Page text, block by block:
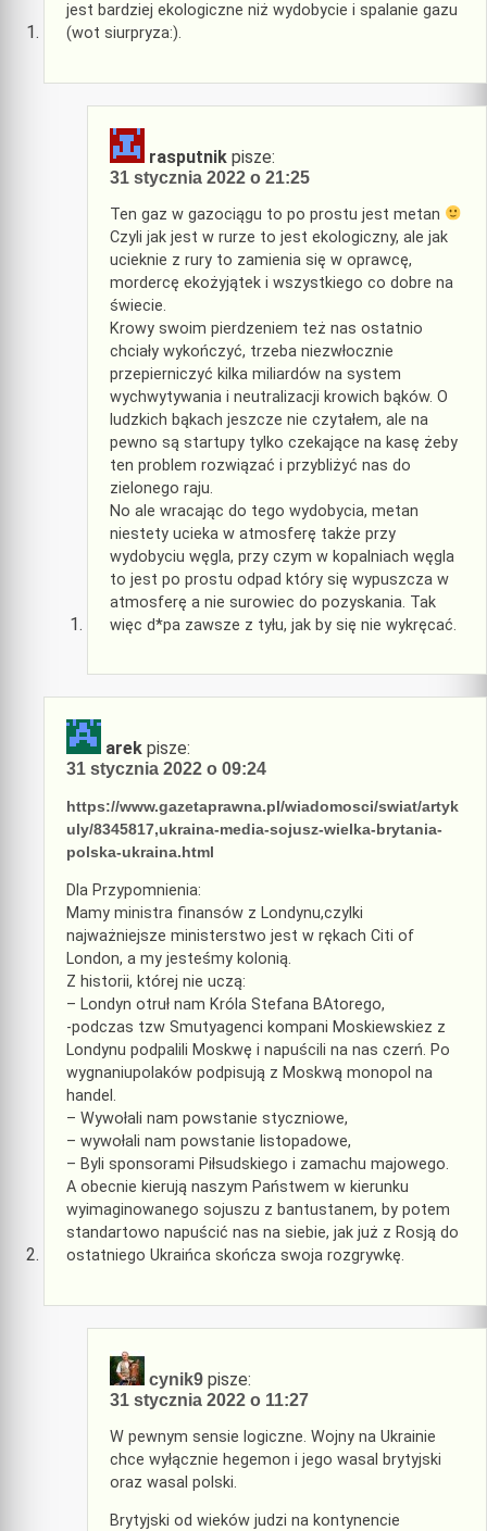
jest bardziej ekologiczne niż wydobycie i spalanie gazu
(wot siurpryza:).
rasputnik pisze:
31 stycznia 2022 o 21:25
Ten gaz w gazociągu to po prostu jest metan
Czyli jak jest w rurze to jest ekologiczny, ale jak
ucieknie z rury to zamienia się w oprawcę,
mordercę ekożyjątek i wszystkiego co dobre na
świecie.
Krowy swoim pierdzeniem też nas ostatnio
chciały wykończyć, trzeba niezwłocznie
przepierniczyć kilka miliardów na system
wychwytywania i neutralizacji krowich bąków. O
ludzkich bąkach jeszcze nie czytałem, ale na
pewno są startupy tylko czekające na kasę żeby
ten problem rozwiązać i przybliżyć nas do
zielonego raju.
No ale wracając do tego wydobycia, metan
niestety ucieka w atmosferę także przy
wydobyciu węgla, przy czym w kopalniach węgla
to jest po prostu odpad który się wypuszcza w
atmosferę a nie surowiec do pozyskania. Tak
więc d*pa zawsze z tyłu, jak by się nie wykręcać.
arek pisze:
31 stycznia 2022 o 09:24
https://www.gazetaprawna.pl/wiadomosci/swiat/artyk
uly/8345817,ukraina-media-sojusz-wielka-brytania-
polska-ukraina.html
Dla Przypomnienia:
Mamy ministra finansów z Londynu,czylki
najważniejsze ministerstwo jest w rękach Citi of
London, a my jesteśmy kolonią.
Z historii, której nie uczą:
– Londyn otruł nam Króla Stefana BAtorego,
-podczas tzw Smutyagenci kompani Moskiewskiez z
Londynu podpalili Moskwę i napuścili na nas czerń. Po
wygnaniupolaków podpisują z Moskwą monopol na
handel.
– Wywołali nam powstanie styczniowe,
– wywołali nam powstanie listopadowe,
– Byli sponsorami Piłsudskiego i zamachu majowego.
A obecnie kierują naszym Państwem w kierunku
wyimaginowanego sojuszu z bantustanem, by potem
standartowo napuścić nas na siebie, jak już z Rosją do
ostatniego Ukraińca skończa swoja rozgrywkę.
cynik9 pisze:
31 stycznia 2022 o 11:27
W pewnym sensie logiczne. Wojny na Ukrainie
chce wyłącznie hegemon i jego wasal brytyjski
oraz wasal polski.
Brytyjski od wieków judzi na kontynencie